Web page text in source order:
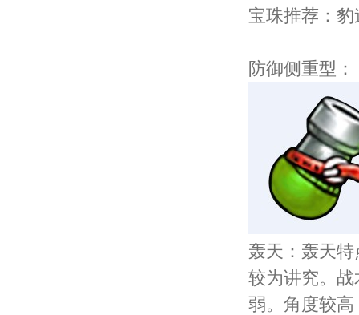
宝珠推荐：
防御侧重型：
轰天：轰天
较为讲究。
弱。角度较